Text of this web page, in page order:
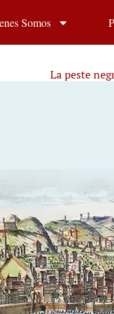
Somos
La peste